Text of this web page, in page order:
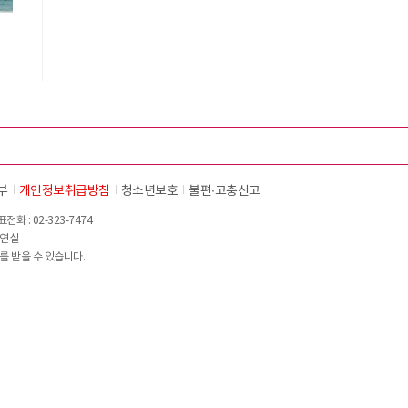
개인정보취급방침 청소년보호 불편∙고충신고
전화 : 02-323-7474
실
받을 수 있습니다.